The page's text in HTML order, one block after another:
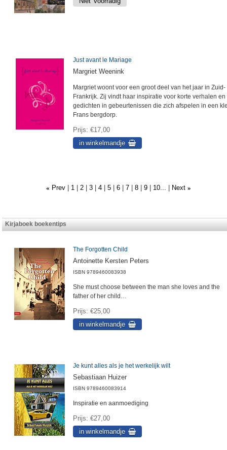
Just avant le Mariage
Margriet Weenink
Margriet woont voor een groot deel van het jaar in Zuid-
Frankrijk. Zij vindt haar inspiratie voor korte verhalen en
gedichten in gebeurtenissen die zich afspelen in een
Frans bergdorp.
Prijs €17,00
« Prev 1 2 3 4 5 6 7 8 9 10... Next »
Kirjaboek boekentips
The Forgotten Child
Antoinette Kersten Peters
ISBN 9789460083938
She must choose between the man she loves and the
father of her child…
Prijs €25,00
Je kunt alles als je het werkelijk wilt
Sebastiaan Huizer
ISBN 9789460083914
Inspiratie en aanmoediging
Prijs €27,00